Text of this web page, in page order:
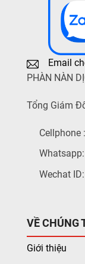
Email
PHÀN NÀN
Tổng Giám
Cellphone
Wechat
VỀ CHÚNG
Giới thiệu